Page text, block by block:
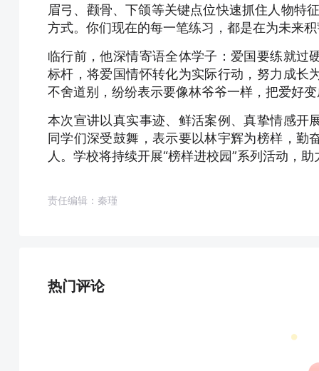
眉弓、颧骨、下颌等关键点位快速抓住人物特
方式。你们现在的每一笔练习，都是在为未来积
临行前，他深情寄语全体学子：爱国要练就过
标杆，将爱国情怀转化为实际行动，努力成长
不舍道别，纷纷表示要像林爷爷一样，把爱好
本次宣讲以真实事迹、鲜活案例、真挚情感开
同学们深受鼓舞，表示要以林宇辉为榜样，
人。学校将持续开展“榜样进校园”系列活动，
责任编辑：秦瑾
热门评论